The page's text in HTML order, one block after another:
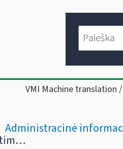
VMI Machine
Administracinė
26